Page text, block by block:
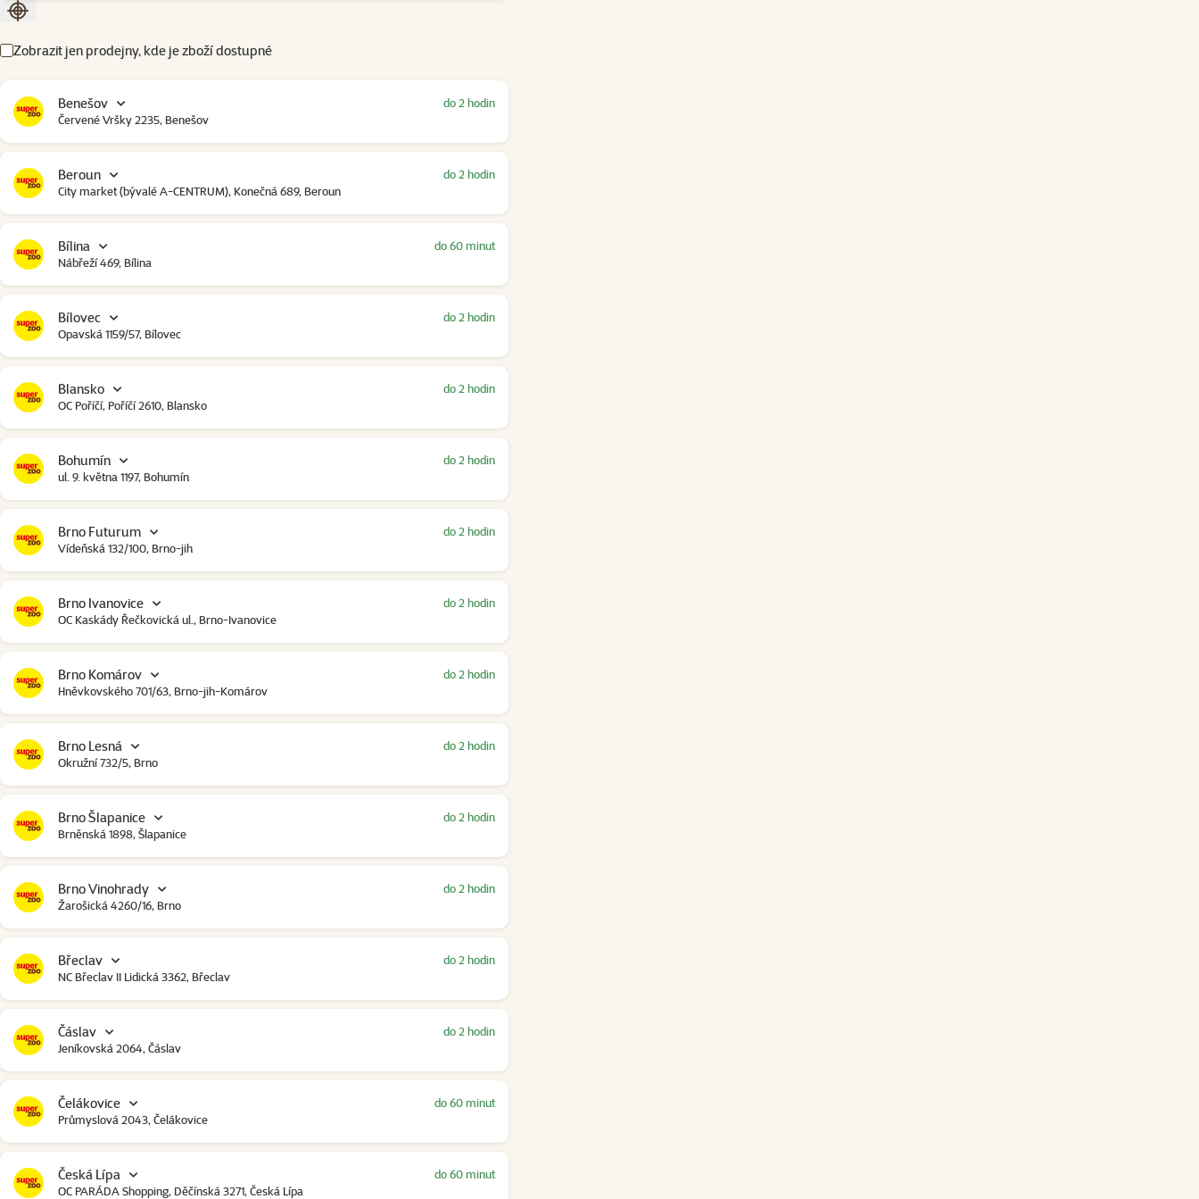
Seřadit podle aktuální polohy
Zobrazit jen prodejny, kde je zboží dostupné
Benešov
Červené Vršky 2235, Benešov
do 2 hodin
Beroun
City market (bývalé A-CENTRUM), Konečná 689, Beroun
do 2 hodin
Bílina
Nábřeží 469, Bílina
do 60 minut
Bílovec
Opavská 1159/57, Bílovec
do 2 hodin
Blansko
OC Poříčí, Poříčí 2610, Blansko
do 2 hodin
Bohumín
ul. 9. května 1197, Bohumín
do 2 hodin
Brno Futurum
Vídeňská 132/100, Brno-jih
do 2 hodin
Brno Ivanovice
OC Kaskády Řečkovická ul., Brno-Ivanovice
do 2 hodin
Brno Komárov
Hněvkovského 701/63, Brno-jih-Komárov
do 2 hodin
Brno Lesná
Okružní 732/5, Brno
do 2 hodin
Brno Šlapanice
Brněnská 1898, Šlapanice
do 2 hodin
Brno Vinohrady
Žarošická 4260/16, Brno
do 2 hodin
Břeclav
NC Břeclav II Lidická 3362, Břeclav
do 2 hodin
Čáslav
Jeníkovská 2064, Čáslav
do 2 hodin
Čelákovice
Průmyslová 2043, Čelákovice
do 60 minut
Česká Lípa
OC PARÁDA Shopping, Děčínská 3271, Česká Lípa
do 60 minut